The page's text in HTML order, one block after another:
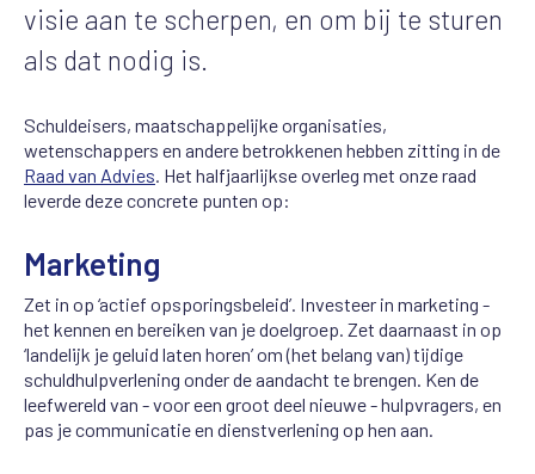
visie aan te scherpen, en om bij te sturen
als dat nodig is.
Schuldeisers, maatschappelijke organisaties,
wetenschappers en andere betrokkenen hebben zitting in de
Raad van Advies . Het halfjaarlijkse overleg met onze raad
leverde deze concrete punten op:
Marketing
Zet in op ‘actief opsporingsbeleid’. Investeer in marketing -
het kennen en bereiken van je doelgroep. Zet daarnaast in op
‘landelijk je geluid laten horen’ om (het belang van) tijdige
schuldhulpverlening onder de aandacht te brengen. Ken de
leefwereld van - voor een groot deel nieuwe - hulpvragers, en
pas je communicatie en dienstverlening op hen aan.